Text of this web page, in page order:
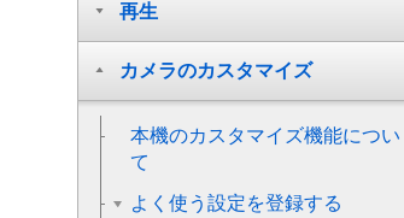
再生
カメラのカスタマイズ
本機のカスタマイズ機能につい
て
よく使う設定を登録する